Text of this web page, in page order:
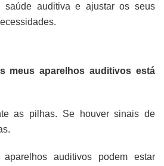
saúde auditiva e ajustar os seus
meus aparelhos auditivos está
as pilhas. Se houver sinais de
auditivos podem estar